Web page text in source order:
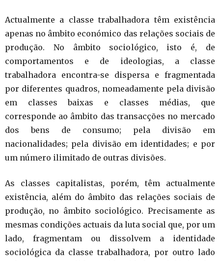
Actualmente a classe trabalhadora têm existência
apenas no âmbito económico das relações sociais de
produção. No âmbito sociológico, isto é, de
comportamentos e de ideologias, a classe
trabalhadora encontra-se dispersa e fragmentada
por diferentes quadros, nomeadamente pela divisão
em classes baixas e classes médias, que
corresponde ao âmbito das transacções no mercado
dos bens de consumo; pela divisão em
nacionalidades; pela divisão em identidades; e por
um número ilimitado de outras divisões.
As classes capitalistas, porém, têm actualmente
existência, além do âmbito das relações sociais de
produção, no âmbito sociológico. Precisamente as
mesmas condições actuais da luta social que, por um
lado, fragmentam ou dissolvem a identidade
sociológica da classe trabalhadora, por outro lado